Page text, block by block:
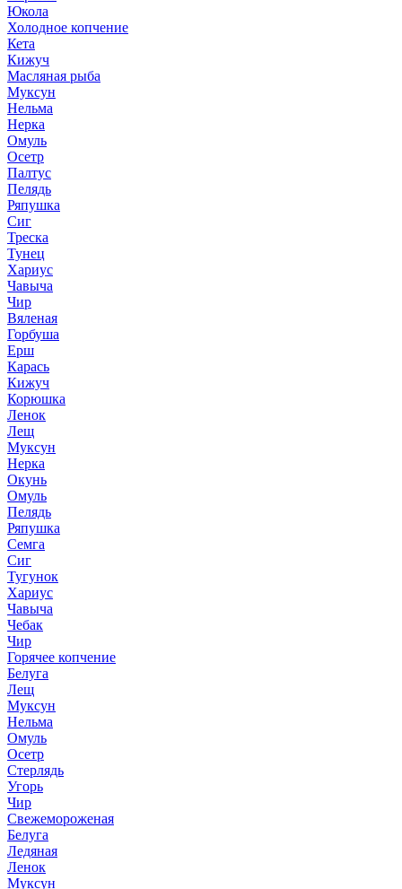
Юкола
Холодное копчение
Кета
Кижуч
Масляная рыба
Муксун
Нельма
Нерка
Омуль
Осетр
Палтус
Пелядь
Ряпушка
Сиг
Треска
Тунец
Хариус
Чавыча
Чир
Вяленая
Горбуша
Ерш
Карась
Кижуч
Корюшка
Ленок
Лещ
Муксун
Нерка
Окунь
Омуль
Пелядь
Ряпушка
Семга
Сиг
Тугунок
Хариус
Чавыча
Чебак
Чир
Горячее копчение
Белуга
Лещ
Муксун
Нельма
Омуль
Осетр
Стерлядь
Угорь
Чир
Свежемороженая
Белуга
Ледяная
Ленок
Муксун